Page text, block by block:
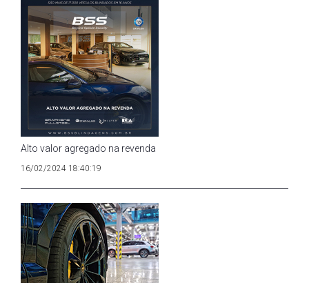
Alto valor agregado na revenda
16/02/2024 18:40:19